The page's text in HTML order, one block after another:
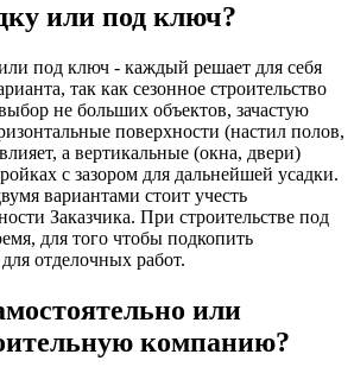
или под ключ?
под ключ - каждый решает для себя
так как сезонное строительство
не больших объектов, зачастую
поверхности (настил полов,
а вертикальные (окна, двери)
с зазором для дальнейшей усадки.
вариантами стоит учесть
Заказчика. При строительстве под
для того чтобы подкопить
отделочных работ.
или
компанию?